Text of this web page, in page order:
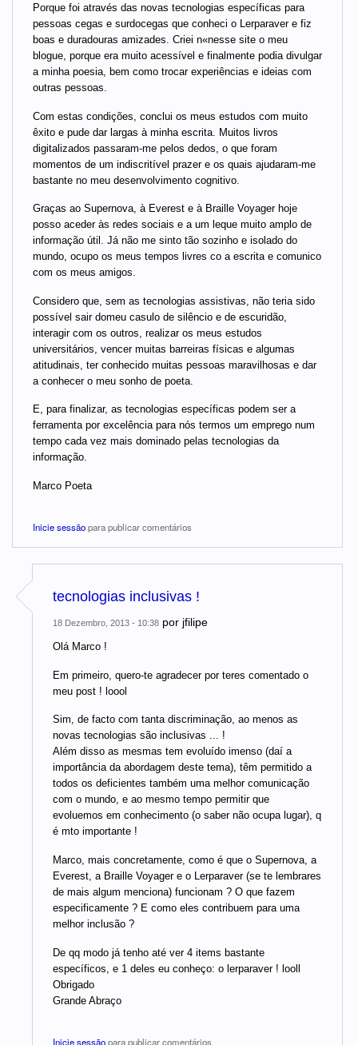
Porque foi através das novas tecnologias específicas para
pessoas cegas e surdocegas que conheci o Lerparaver e fiz
boas e duradouras amizades. Criei n«nesse site o meu
blogue, porque era muito acessível e finalmente podia divulgar
a minha poesia, bem como trocar experiências e ideias com
outras pessoas.
Com estas condições, conclui os meus estudos com muito
êxito e pude dar largas à minha escrita. Muitos livros
digitalizados passaram-me pelos dedos, o que foram
momentos de um indiscritível prazer e os quais ajudaram-me
bastante no meu desenvolvimento cognitivo.
Graças ao Supernova, à Everest e à Braille Voyager hoje
posso aceder às redes sociais e a um leque muito amplo de
informação útil. Já não me sinto tão sozinho e isolado do
mundo, ocupo os meus tempos livres co a escrita e comunico
com os meus amigos.
Considero que, sem as tecnologias assistivas, não teria sido
possível sair domeu casulo de silêncio e de escuridão,
interagir com os outros, realizar os meus estudos
universitários, vencer muitas barreiras físicas e algumas
atitudinais, ter conhecido muitas pessoas maravilhosas e dar
a conhecer o meu sonho de poeta.
E, para finalizar, as tecnologias específicas podem ser a
ferramenta por excelência para nós termos um emprego num
tempo cada vez mais dominado pelas tecnologias da
informação.
Marco Poeta
Inicie sessãopara publicar comentários
tecnologias inclusivas !
18 Dezembro, 2013 - 10:38 por jfilipe
Olá Marco !
Em primeiro, quero-te agradecer por teres comentado o
meu post ! loool
Sim, de facto com tanta discriminação, ao menos as
novas tecnologias são inclusivas ... !
Além disso as mesmas tem evoluído imenso (daí a
importância da abordagem deste tema), têm permitido a
todos os deficientes também uma melhor comunicação
com o mundo, e ao mesmo tempo permitir que
evoluemos em conhecimento (o saber não ocupa lugar), q
é mto importante !
Marco, mais concretamente, como é que o Supernova, a
Everest, a Braille Voyager e o Lerparaver (se te lembrares
de mais algum menciona) funcionam ? O que fazem
especificamente ? E como eles contribuem para uma
melhor inclusão ?
De qq modo já tenho até ver 4 items bastante
específicos, e 1 deles eu conheço: o lerparaver ! looll
Obrigado
Grande Abraço
Inicie sessãopara publicar comentários